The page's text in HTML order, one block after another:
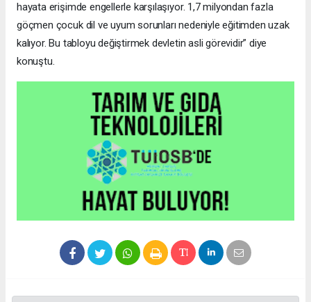
hayata erişimde engellerle karşılaşıyor. 1,7 milyondan fazla
göçmen çocuk dil ve uyum sorunları nedeniyle eğitimden uzak
kalıyor. Bu tabloyu değiştirmek devletin asli görevidir” diye
konuştu.